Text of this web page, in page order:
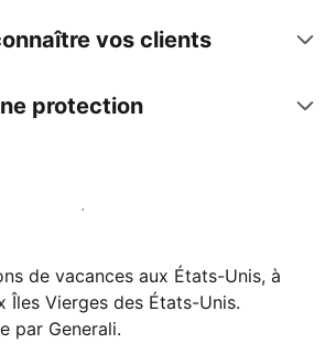
vos clients
protection
clients avec nous dès maintenant
de vacances aux États-Unis, à
Îles Vierges des États-Unis.
par Generali.